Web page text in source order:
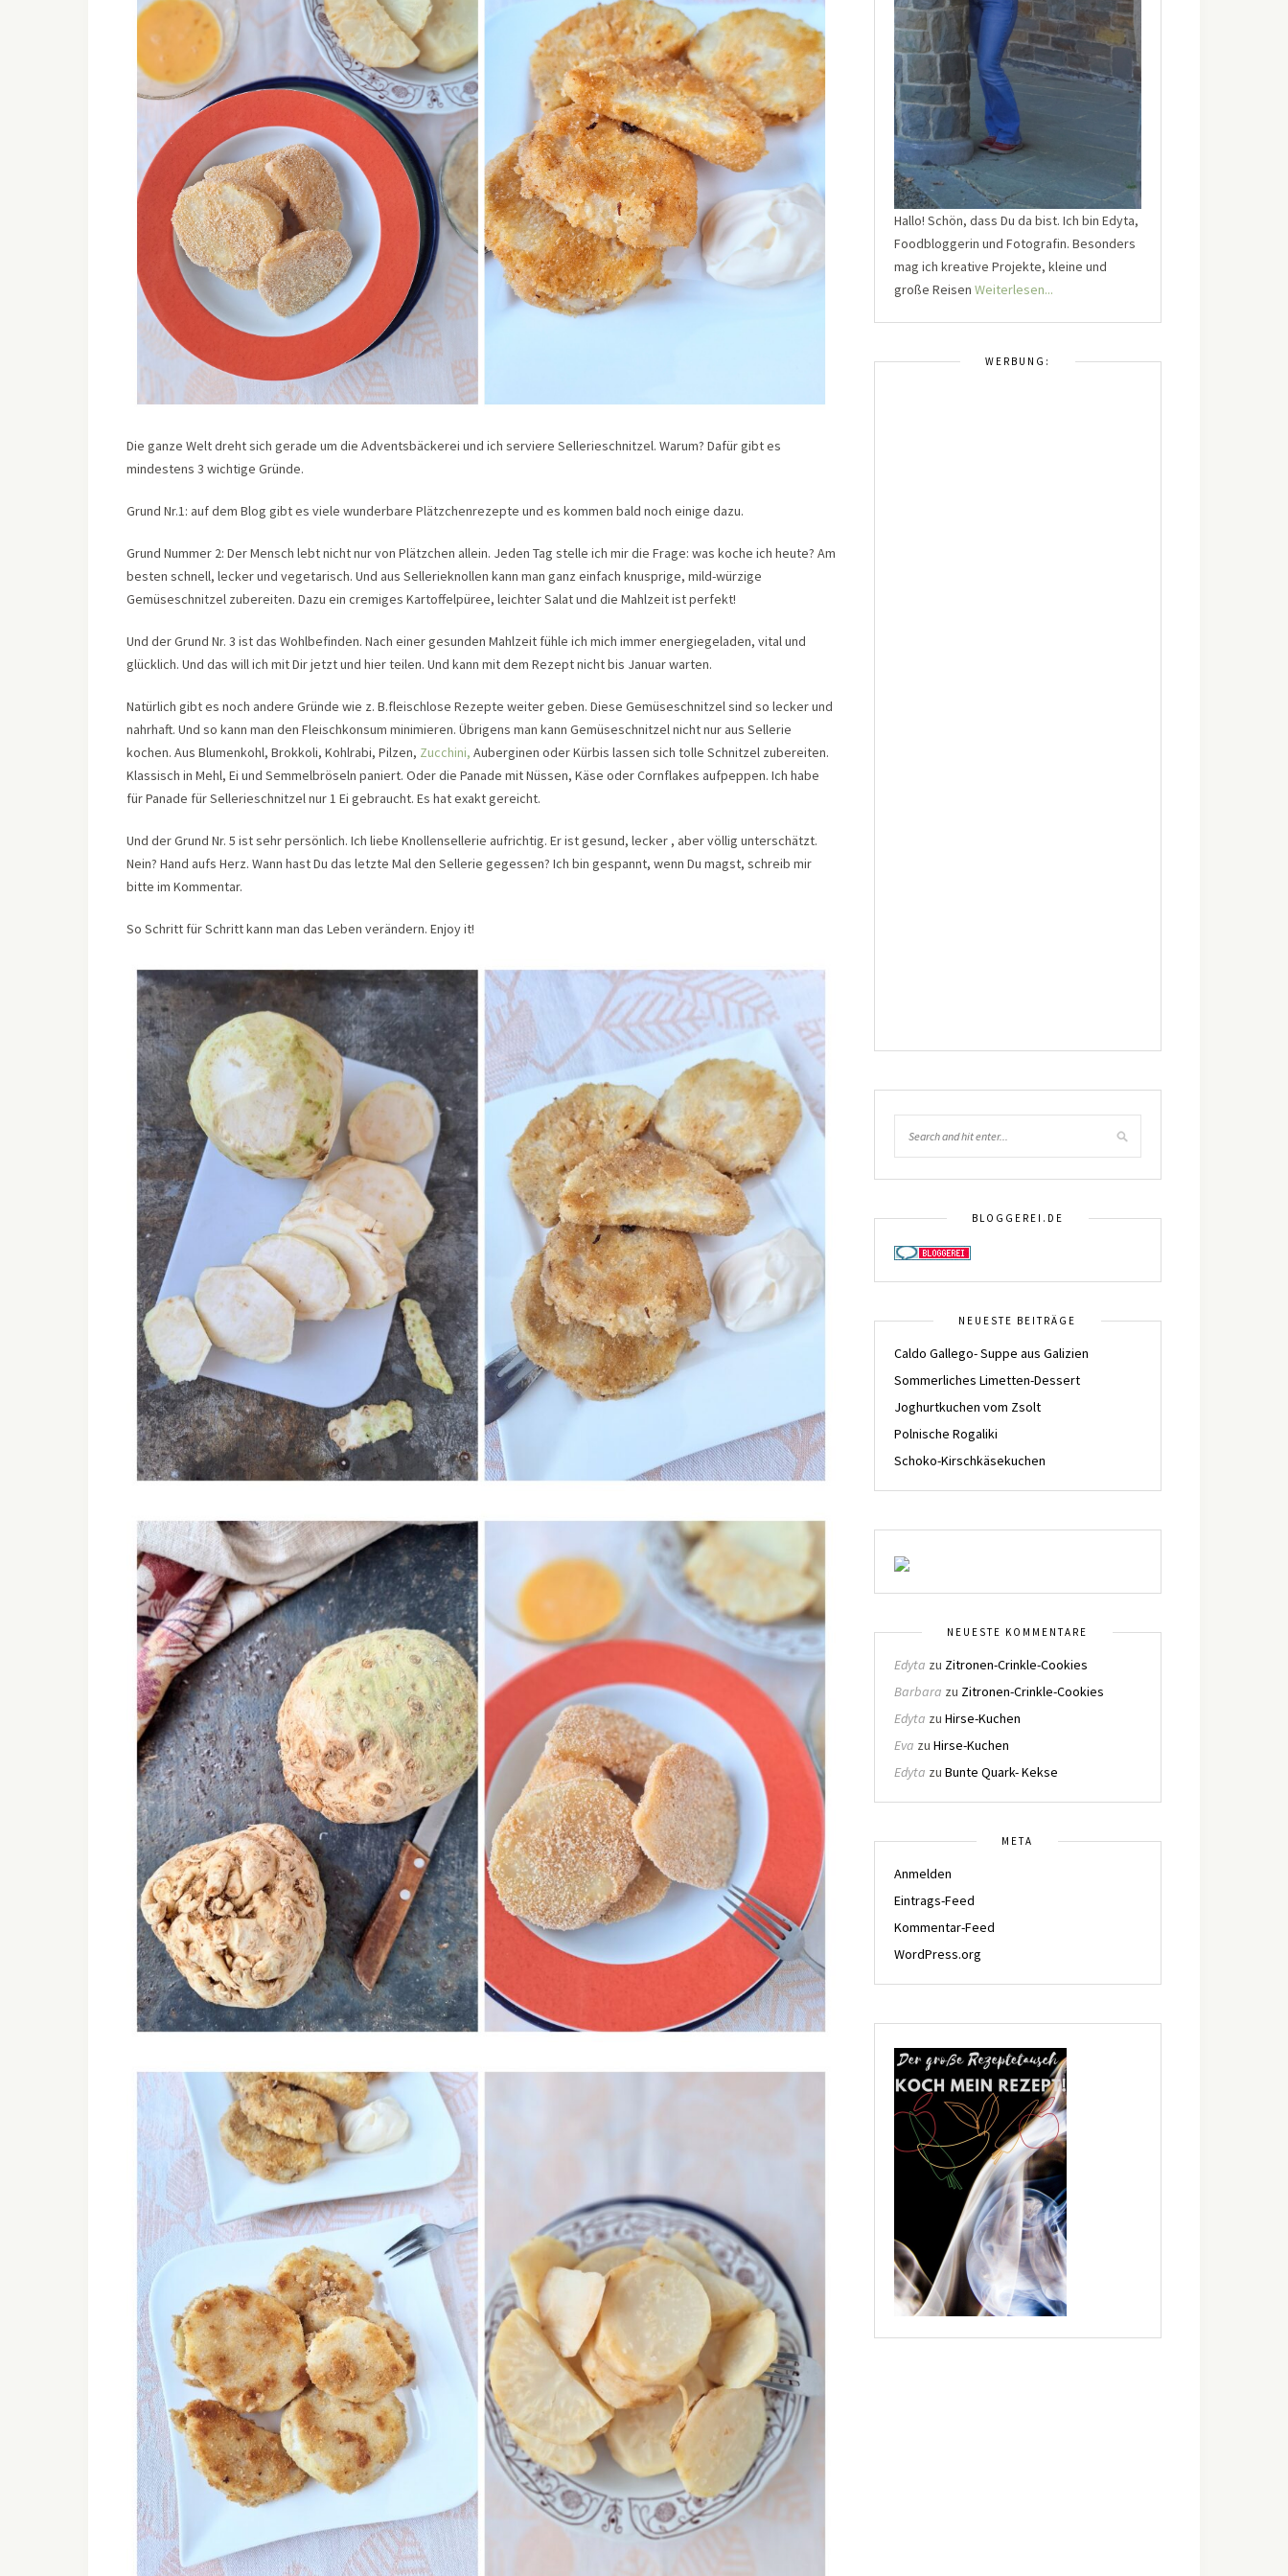
Die ganze Welt dreht sich gerade um die Adventsbäckerei und ich serviere Sellerieschnitzel. Warum? Dafür gibt es
mindestens 3 wichtige Gründe.
Grund Nr.1: auf dem Blog gibt es viele wunderbare Plätzchenrezepte und es kommen bald noch einige dazu.
Grund Nummer 2: Der Mensch lebt nicht nur von Plätzchen allein. Jeden Tag stelle ich mir die Frage: was koche ich heute? Am
besten schnell, lecker und vegetarisch. Und aus Sellerieknollen kann man ganz einfach knusprige, mild-würzige
Gemüseschnitzel zubereiten. Dazu ein cremiges Kartoffelpüree, leichter Salat und die Mahlzeit ist perfekt!
Und der Grund Nr. 3 ist das Wohlbefinden. Nach einer gesunden Mahlzeit fühle ich mich immer energiegeladen, vital und
glücklich. Und das will ich mit Dir jetzt und hier teilen. Und kann mit dem Rezept nicht bis Januar warten.
Natürlich gibt es noch andere Gründe wie z. B.fleischlose Rezepte weiter geben. Diese Gemüseschnitzel sind so lecker und
nahrhaft. Und so kann man den Fleischkonsum minimieren. Übrigens man kann Gemüseschnitzel nicht nur aus Sellerie
kochen. Aus Blumenkohl, Brokkoli, Kohlrabi, Pilzen, Zucchini, Auberginen oder Kürbis lassen sich tolle Schnitzel zubereiten.
Klassisch in Mehl, Ei und Semmelbröseln paniert. Oder die Panade mit Nüssen, Käse oder Cornflakes aufpeppen. Ich habe
für Panade für Sellerieschnitzel nur 1 Ei gebraucht. Es hat exakt gereicht.
Und der Grund Nr. 5 ist sehr persönlich. Ich liebe Knollensellerie aufrichtig. Er ist gesund, lecker , aber völlig unterschätzt.
Nein? Hand aufs Herz. Wann hast Du das letzte Mal den Sellerie gegessen? Ich bin gespannt, wenn Du magst, schreib mir
bitte im Kommentar.
So Schritt für Schritt kann man das Leben verändern. Enjoy it!
Hallo! Schön, dass Du da bist. Ich bin Edyta,
Foodbloggerin und Fotografin. Besonders
mag ich kreative Projekte, kleine und
große Reisen Weiterlesen...
WERBUNG:
BLOGGEREI.DE
NEUESTE BEITRÄGE
Caldo Gallego- Suppe aus Galizien
Sommerliches Limetten-Dessert
Joghurtkuchen vom Zsolt
Polnische Rogaliki
Schoko-Kirschkäsekuchen
NEUESTE KOMMENTARE
Edyta zu Zitronen-Crinkle-Cookies
Barbara zu Zitronen-Crinkle-Cookies
Edyta zu Hirse-Kuchen
Eva zu Hirse-Kuchen
Edyta zu Bunte Quark- Kekse
META
Anmelden
Eintrags-Feed
Kommentar-Feed
WordPress.org